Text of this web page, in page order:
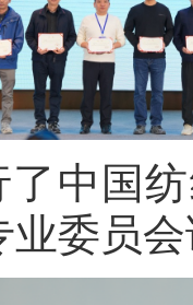
了中国
业委员